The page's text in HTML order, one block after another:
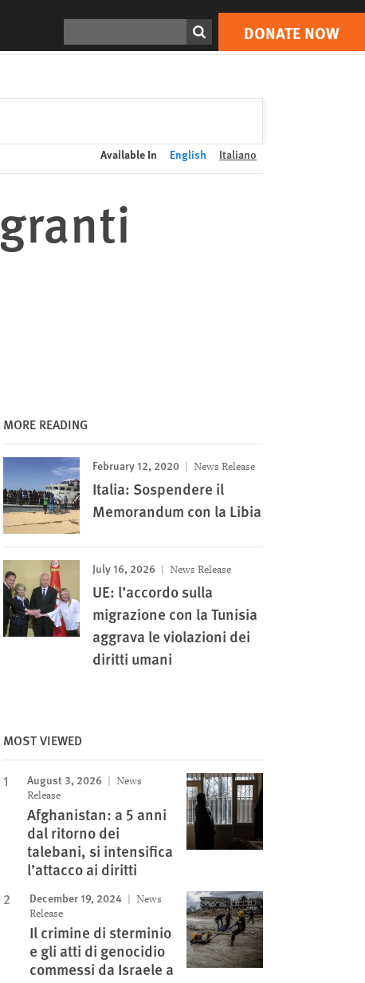
DONATE NOW
Print DONATE NOW
Available In English Italiano
MORE READING
February 12, 2020 News Release
Italia: Sospendere il
Memorandum con la Libia
July 16, 2026 News Release
UE: l’accordo sulla
migrazione con la Tunisia
aggrava le violazioni dei
diritti umani
MOST VIEWED
August 3, 2026
News
Release
Afghanistan: a 5 anni
dal ritorno dei
talebani, si intensifica
l’attacco ai diritti
December 19, 2024
News
Release
Il crimine di sterminio
e gli atti di genocidio
commessi da Israele a